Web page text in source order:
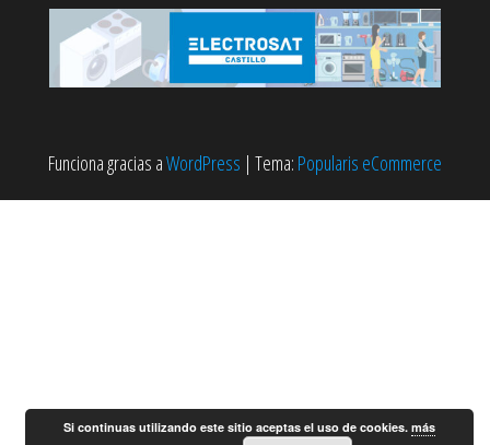
Funciona gracias aWordPress | Tema: Popularis eCommerce
Si continuas utilizando este sitio aceptas el uso de cookies.más